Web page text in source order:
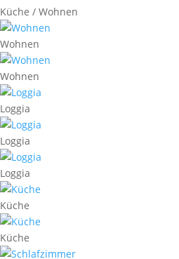
Küche / Wohnen
Wohnen
Wohnen
Loggia
Loggia
Loggia
Küche
Küche